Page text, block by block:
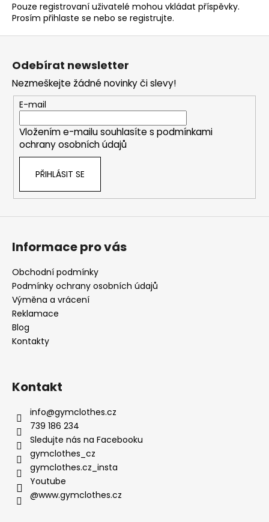
Pouze registrovaní uživatelé mohou vkládat příspěvky.
Prosím přihlaste se nebo se registrujte.
Odebírat newsletter
Nezmeškejte žádné novinky či slevy!
E-mail
Vložením e-mailu souhlasíte s podmínkami
ochrany osobních údajů
PŘIHLÁSIT SE
Informace pro vás
Obchodní podmínky
Podmínky ochrany osobních údajů
Výměna a vrácení
Reklamace
Blog
Kontakty
Kontakt
info@gymclothes.cz
739 186 234
Sledujte nás na Facebooku
gymclothes_cz
gymclothes.cz_insta
Youtube
@www.gymclothes.cz